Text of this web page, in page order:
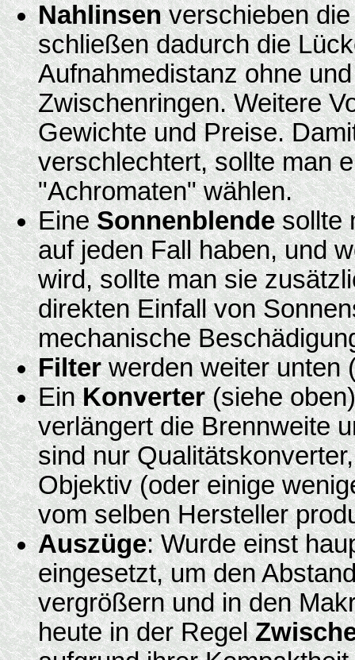
Nahlinsenverschieben die
schließen dadurch die
Aufnahmedistanz ohne
Zwischenringen. Weitere
Gewichte und Preise.
verschlechtert, sollte man
"Achromaten" wählen.
EineSonnenblendesollte
auf jeden Fall haben, und
wird, sollte man sie
direkten Einfall von
mechanische
Filterwerden weiter unten
EinKonverter(siehe
verlängert die Brennweite
sind nur
Objektiv (oder einige
vom selben Hersteller
Auszüge: Wurde einst
eingesetzt, um den
vergrößern und in den
heute in der Regel